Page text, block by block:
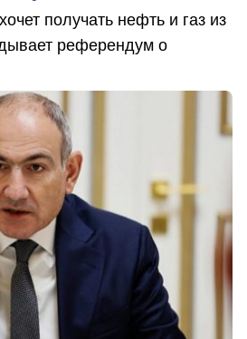
получать нефть и газ из
референдум о